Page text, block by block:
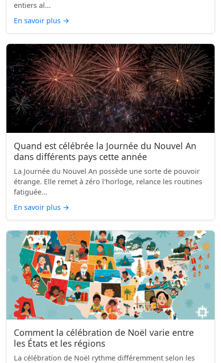
entiers al...
En savoir plus →
Quand est célébrée la Journée du Nouvel An
dans différents pays cette année
La Journée du Nouvel An possède une sorte de pouvoir
étrange. Elle remet à zéro l'horloge, relance les routines
fatiguée...
En savoir plus →
Comment la célébration de Noël varie entre
les États et les régions
La célébration de Noël rythme différemment selon les